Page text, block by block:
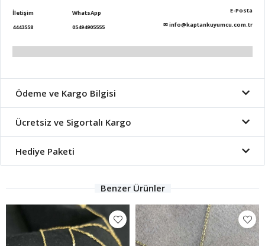
İletişim
4443558
WhatsApp
05494905555
E-Posta
✉info@kaptankuyumcu.com.tr
Ödeme ve Kargo Bilgisi
Ücretsiz ve Sigortalı Kargo
Hediye Paketi
Benzer Ürünler